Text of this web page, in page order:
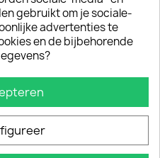
gebruikt om je sociale-
advertenties te
en de bijbehorende